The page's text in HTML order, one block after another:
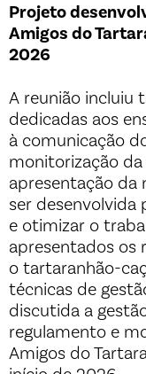
Projeto
Amigos do
2026
A reunião incluiu
dedicadas aos
à comunicação
monitorização
apresentação da
ser
e otimizar o
apresentados os
o tartaranhão-
técnicas de
discutida a
regulamento e
Amigos do